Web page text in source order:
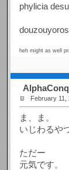
phylicia
heh might as well
February 11,
ま、ま。
いじわるや
ただー
元気です